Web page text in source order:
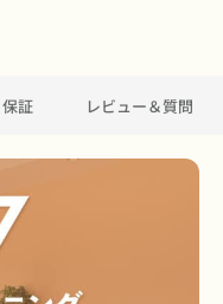
保証 レビュー＆質問